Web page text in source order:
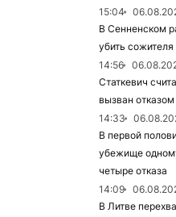
15:04
В Сенненском
убить
14:56
Статкевич
вызван
14:33
В первой
убежище
четыре отказа
14:09
В Литве